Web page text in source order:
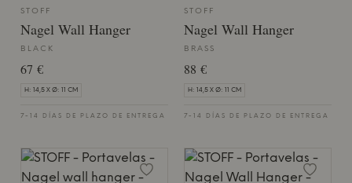
STOFF
Nagel Wall Hanger
BLACK
67 €
H: 14,5 X Ø: 11 CM
7-14 DÍAS DE PLAZO DE ENTREGA
STOFF
Nagel Wall Hanger
BRASS
88 €
H: 14,5 X Ø: 11 CM
7-14 DÍAS DE PLAZO DE ENTREGA